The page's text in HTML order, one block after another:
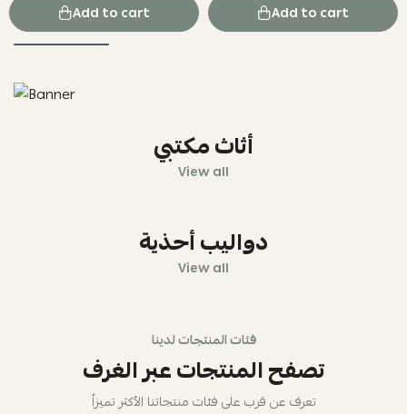
Add to cart Add to cart
أثاث مكتبي
View all
دواليب أحذية
View all
فئات المنتجات لدينا
تصفح المنتجات عبر الغرف
تعرف عن قرب على فئات منتجاتنا الأكثر تميزاً